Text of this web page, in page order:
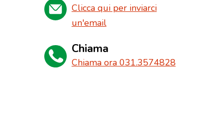
Clicca qui per inviarci
un'email
Chiama
Chiama ora 031.3574828